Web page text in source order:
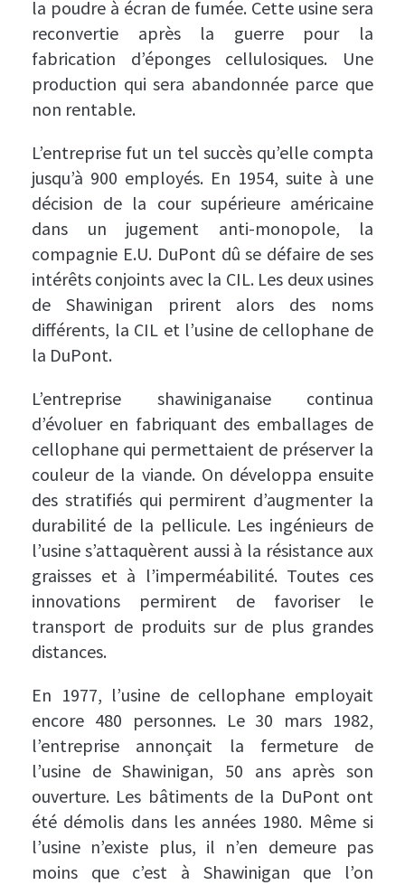
la poudre à écran de fumée. Cette usine sera
reconvertie après la guerre pour la
fabrication d’éponges cellulosiques. Une
production qui sera abandonnée parce que
non rentable.
L’entreprise fut un tel succès qu’elle compta
jusqu’à 900 employés. En 1954, suite à une
décision de la cour supérieure américaine
dans un jugement anti-monopole, la
compagnie E.U. DuPont dû se défaire de ses
intérêts conjoints avec la CIL. Les deux usines
de Shawinigan prirent alors des noms
différents, la CIL et l’usine de cellophane de
la DuPont.
L’entreprise shawiniganaise continua
d’évoluer en fabriquant des emballages de
cellophane qui permettaient de préserver la
couleur de la viande. On développa ensuite
des stratifiés qui permirent d’augmenter la
durabilité de la pellicule. Les ingénieurs de
l’usine s’attaquèrent aussi à la résistance aux
graisses et à l’imperméabilité. Toutes ces
innovations permirent de favoriser le
transport de produits sur de plus grandes
distances.
En 1977, l’usine de cellophane employait
encore 480 personnes. Le 30 mars 1982,
l’entreprise annonçait la fermeture de
l’usine de Shawinigan, 50 ans après son
ouverture. Les bâtiments de la DuPont ont
été démolis dans les années 1980. Même si
l’usine n’existe plus, il n’en demeure pas
moins que c’est à Shawinigan que l’on